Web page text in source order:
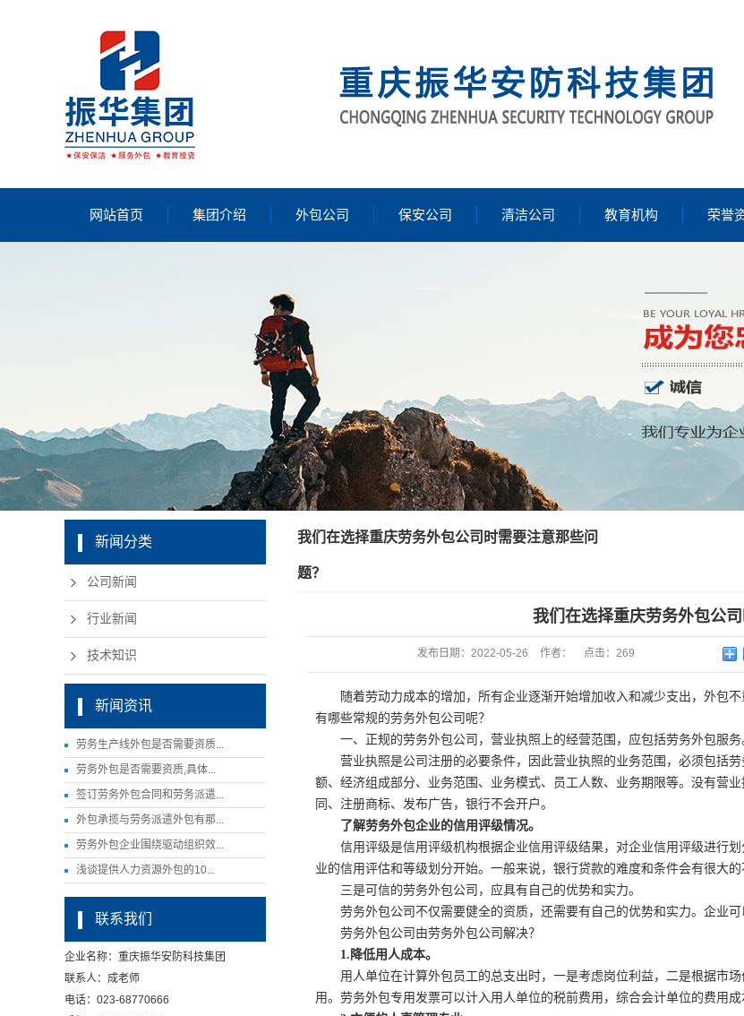
网站首页
集团介绍
外包公司 保安公司 清洁公司 教育机构 荣誉
新闻分类
公司新闻
行业新闻
技术知识
新闻资讯
劳务生产线外包是否需要资质...
劳务外包是否需要资质,具体...
签订劳务外包合同和劳务派遣...
外包承揽与劳务派遣外包有那...
劳务外包企业围绕驱动组织效...
浅谈提供人力资源外包的10...
联系我们
企业名称：重庆振华安防科技集团
联系人：成老师
电话：023-68770666
我们在选择重庆劳务外包公司时需要注意那些问
题？
我们在选择重庆劳务外包公
发布日期： 2022-05-26 作者： 点击： 269
随着劳动力成本的增加，所有企业逐渐开始增加收入和减少支出，外包不
有哪些常规的劳务外包公司呢？
一、正规的劳务外包公司，营业执照上的经营范围，应包括劳务外包服务
营业执照是公司注册的必要条件，因此营业执照的业务范围，必须包括劳
额、经济组成部分、业务范围、业务模式、员工人数、业务期限等。没有营
同、注册商标、发布广告，银行不会开户。
了解劳务外包企业的信用评级情况。
信用评级是信用评级机构根据企业信用评级结果，对企业信用评级进行划
业的信用评估和等级划分开始。一般来说，银行贷款的难度和条件会有很大的
三是可信的劳务外包公司，应具有自己的优势和实力。
劳务外包公司不仅需要健全的资质，还需要有自己的优势和实力。企业可
劳务外包公司由劳务外包公司解决？
1.降低用人成本。
用人单位在计算外包员工的总支出时，一是考虑岗位利益，二是根据市场
用。劳务外包专用发票可以计入用人单位的税前费用，综合会计单位的费用成